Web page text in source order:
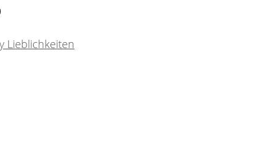
Lieblichkeiten